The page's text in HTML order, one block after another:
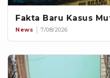
Fakta Baru Kasus
News 7/08/2026